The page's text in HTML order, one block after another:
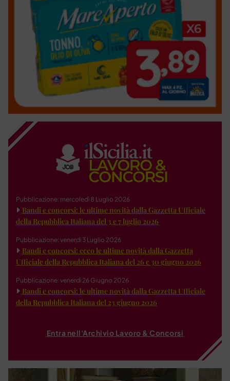
Pubblicazione: mercoledì 8 Luglio 2026
Bandi e concorsi: le ultime novità dalla Gazzetta Ufficiale
della Repubblica Italiana del 3 e 7 luglio 2026
Pubblicazione: venerdì 3 Luglio 2026
Bandi e concorsi: ecco le ultime novità dalla Gazzetta
Ufficiale della Repubblica Italiana del 26 e 30 giugno 2026
Pubblicazione: venerdì 26 Giugno 2026
Bandi e concorsi: le ultime novità dalla Gazzetta Ufficiale
della Repubblica Italiana del 23 giugno 2026
Entra nell'Archivio Lavoro & Concorsi